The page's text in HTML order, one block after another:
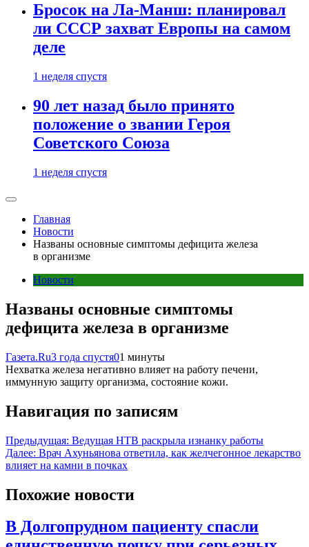
Бросок на Ла-Манш: планировал
ли СССР захват Европы на самом
деле
1 неделя спустя
90 лет назад было принято
положение о звании Героя
Советского Союза
1 неделя спустя
Главная
Новости
Названы основные симптомы дефицита железа
в организме
Новости
Названы основные симптомы
дефицита железа в организме
Газета.Ru3 года спустя01 минуты
Нехватка железа негативно влияет на работу печени,
иммунную защиту организма, состояние кожи.
Навигация по записям
Предыдущая: Ведущая НТВ раскрыла изнанку работы
Далее: Врач Ахуньянова ответила, как желчегонное лекарство
влияет на камни в почках
Похожие новости
В Долгопрудном пациенту спасли